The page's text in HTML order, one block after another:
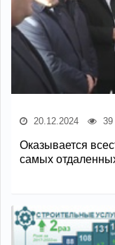
20.12.2024 39
Оказывается
самых